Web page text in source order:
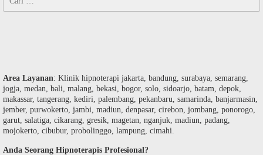
untuk:
Area Layanan: Klinik hipnoterapi jakarta, bandung, surabaya, semarang,
jogja, medan, bali, malang, bekasi, bogor, solo, sidoarjo, batam, depok,
makassar, tangerang, kediri, palembang, pekanbaru, samarinda, banjarmasin,
jember, purwokerto, jambi, madiun, denpasar, cirebon, jombang, ponorogo,
garut, salatiga, cikarang, gresik, magetan, nganjuk, madiun, padang,
mojokerto, cibubur, probolinggo, lampung, cimahi.
Anda Seorang Hipnoterapis Profesional?